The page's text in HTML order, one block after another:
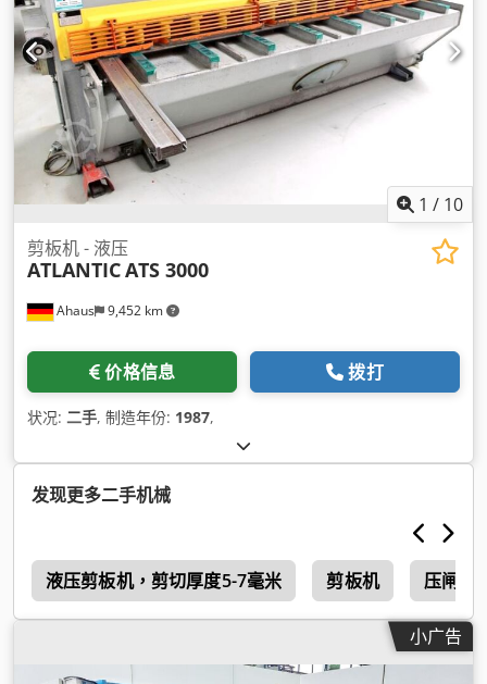
1 / 10
Ahaus 9,452 km
剪板机 - 液压
ATLANTICATS 3000
价格信息 拨打
状况: 二手, 制造年份: 1987,
发现更多二手机械
液压剪板机，剪切厚度5-7毫米 剪板机 压闸
小广告